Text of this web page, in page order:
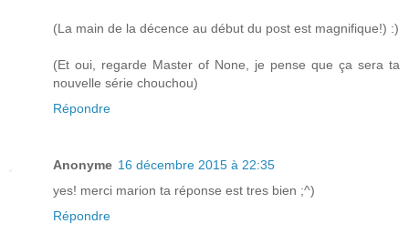
(La main de la décence au début du post est magnifique!) :)
(Et oui, regarde Master of None, je pense que ça sera ta
nouvelle série chouchou)
Répondre
Anonyme 16 décembre 2015 à 22:35
yes! merci marion ta réponse est tres bien ;^)
Répondre